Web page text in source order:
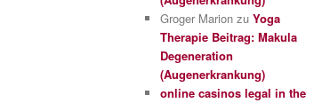
Groger Marion zu Yoga
Therapie Beitrag: Makula
Degeneration
(Augenerkrankung)
online casinos legal in the